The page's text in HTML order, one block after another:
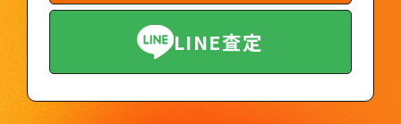
LINE査定